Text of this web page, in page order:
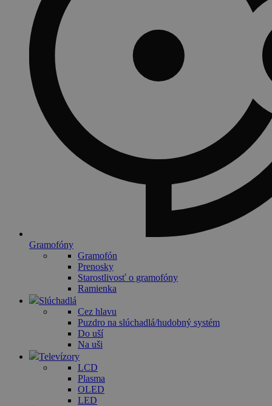
Gramofóny
Gramofón
Prenosky
Starostlivosť o gramofóny
Ramienka
Slúchadlá
Cez hlavu
Puzdro na slúchadlá/hudobný systém
Do uší
Na uši
Televízory
LCD
Plasma
OLED
LED